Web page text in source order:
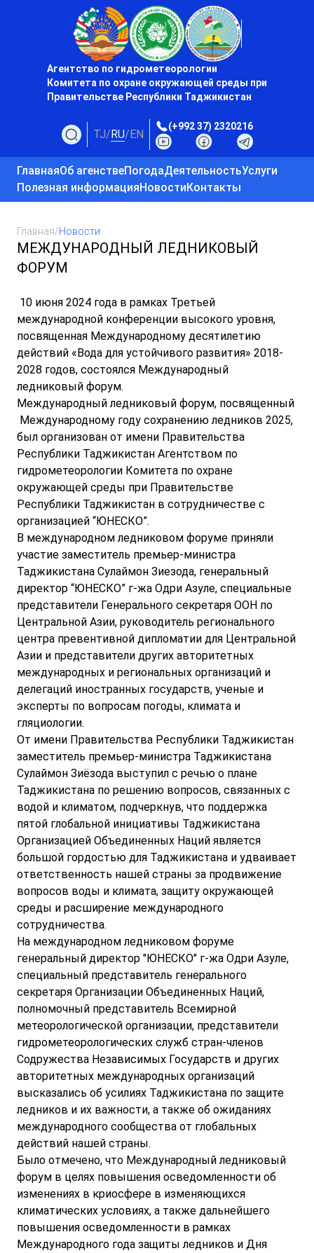
Агентство по гидрометеорологии
Комитета по охране окружающей среды при
Правительстве Республики Таджикистан
TJ/RU/EN
(+992 37) 2320216
ГлавнаяОб агенствеПогодаДеятельностьУслуги
Полезная информацияНовостиКонтакты
Главная/Новости
МЕЖДУНАРОДНЫЙ ЛЕДНИКОВЫЙ
ФОРУМ
10 июня 2024 года в рамках Третьей
международной конференции высокого уровня,
посвященная Международному десятилетию
действий «Вода для устойчивого развития» 2018-
2028 годов, состоялся Международный
ледниковый форум.
Международный ледниковый форум, посвященный
Международному году сохранению ледников 2025,
был организован от имени Правительства
Республики Таджикистан Агентством по
гидрометеорологии Комитета по охране
окружающей среды при Правительстве
Республики Таджикистан в сотрудничестве с
организацией “ЮНЕСКО”.
В международном ледниковом форуме приняли
участие заместитель премьер-министра
Таджикистана Сулаймон Зиезода, генеральный
директор “ЮНЕСКО” г-жа Одри Азуле, специальные
представители Генерального секретаря ООН по
Центральной Азии, руководитель регионального
центра превентивной дипломатии для Центральной
Азии и представители других авторитетных
международных и региональных организаций и
делегаций иностранных государств, ученые и
эксперты по вопросам погоды, климата и
гляциологии.
От имени Правительства Республики Таджикистан
заместитель премьер-министра Таджикистана
Сулаймон Зиёзода выступил с речью о плане
Таджикистана по решению вопросов, связанных с
водой и климатом, подчеркнув, что поддержка
пятой глобальной инициативы Таджикистана
Организацией Объединенных Наций является
большой гордостью для Таджикистана и удваивает
ответственность нашей страны за продвижение
вопросов воды и климата, защиту окружающей
среды и расширение международного
сотрудничества.
На международном ледниковом форуме
генеральный директор "ЮНЕСКО" г-жа Одри Азуле,
специальный представитель генерального
секретаря Организации Объединенных Наций,
полномочный представитель Всемирной
метеорологической организации, представители
гидрометеорологических служб стран-членов
Содружества Независимых Государств и других
авторитетных международных организаций
высказались об усилиях Таджикистана по защите
ледников и их важности, а также об ожиданиях
международного сообщества от глобальных
действий нашей страны.
Было отмечено, что Международный ледниковый
форум в целях повышения осведомленности об
изменениях в криосфере в изменяющихся
климатических условиях, а также дальнейшего
повышения осведомленности в рамках
Международного года защиты ледников и Дня